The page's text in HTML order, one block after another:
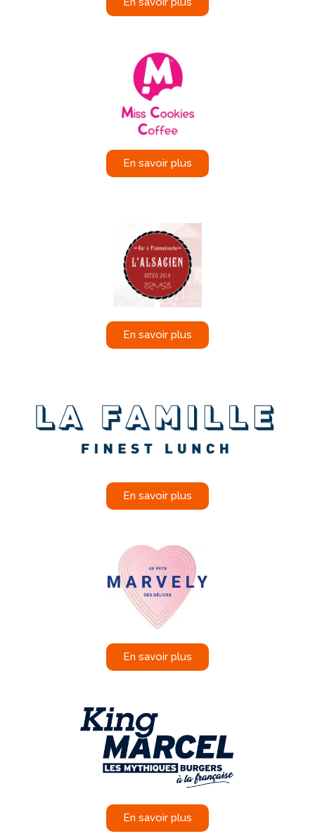
En savoir plus
En savoir plus
En savoir plus
En savoir plus
En savoir plus